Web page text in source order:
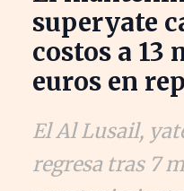
superyate
costos a 13
euros en
El Al Lusail,
regresa tras 7